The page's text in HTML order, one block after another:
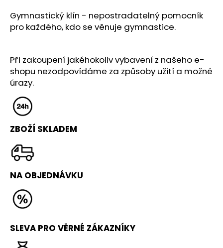
Gymnastický klín - nepostradatelný pomocník
pro každého, kdo se věnuje gymnastice.
Při zakoupení jakéhokoliv vybavení z našeho e-
shopu nezodpovídáme za způsoby užití a možné
úrazy.
ZBOŽÍ SKLADEM
NA OBJEDNÁVKU
SLEVA PRO VĚRNÉ ZÁKAZNÍKY
a
j
?
D
o
p
o
r
č
u